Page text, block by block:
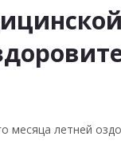
месяца летней